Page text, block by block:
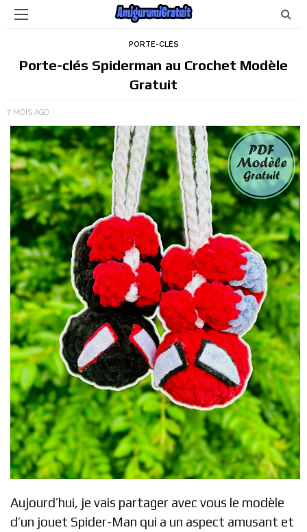
PORTE-CLÉS
Porte-clés Spiderman au Crochet Modèle
Gratuit
7 MOIS AGO
Aujourd’hui, je vais partager avec vous le modèle
d’un jouet Spider-Man qui a un aspect amusant et